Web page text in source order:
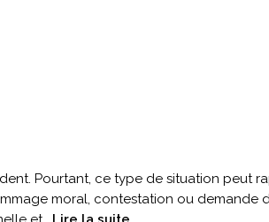
Pourtant, ce type de situation peut
moral, contestation ou demande